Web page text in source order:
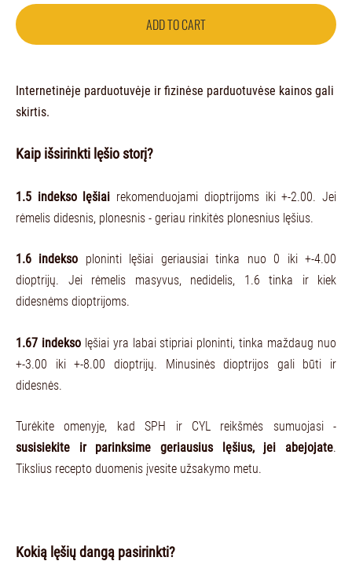
ADD TO CART
Internetinėje parduotuvėje ir fizinėse parduotuvėse kainos gali
skirtis.
Kaip išsirinkti lęšio storį?
1.5 indekso lęšiai rekomenduojami dioptrijoms iki +-2.00. Jei
rėmelis didesnis, plonesnis - geriau rinkitės plonesnius lęšius.
1.6 indekso ploninti lęšiai geriausiai tinka nuo 0 iki +-4.00
dioptrijų. Jei rėmelis masyvus, nedidelis, 1.6 tinka ir kiek
didesnėms dioptrijoms.
1.67 indeksolęšiai yra labai stipriai ploninti, tinka maždaug nuo
+-3.00 iki +-8.00 dioptrijų. Minusinės dioptrijos gali būti ir
didesnės.
Turėkite omenyje, kad SPH ir CYL reikšmės sumuojasi -
susisiekite ir parinksime geriausius lęšius, jei abejojate.
Tikslius recepto duomenis įvesite užsakymo metu.
Kokią lęšių dangą pasirinkti?